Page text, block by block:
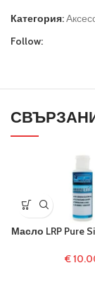
Категория:
Follow:
Масло LRP Pure
€